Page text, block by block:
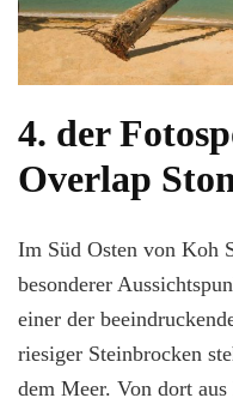
4. der
Overlap
Im Süd Osten von Koh
besonderer
einer der
riesiger Steinbrocken
dem Meer. Von dort